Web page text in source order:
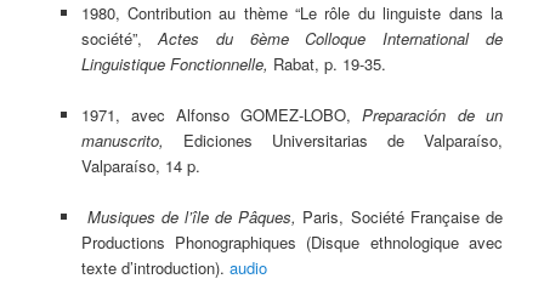
1980, Contribution au thème “Le rôle du linguiste dans la
société”,Actes du 6ème Colloque International de
Linguistique Fonctionnelle, Rabat, p. 19-35.
1971, avec Alfonso GOMEZ-LOBO,Preparación de un
manuscrito, Ediciones Universitarias de Valparaíso,
Valparaíso, 14 p.
Musiques de l’île de Pâques, Paris, Société Française de
Productions Phonographiques (Disque ethnologique avec
texte d’introduction). audio